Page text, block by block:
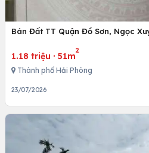
Bán Đất TT Quận Đồ Sơn, Ngọc
1.18 triệu · 51m
2
Thành phố Hải Phòng
23/07/2026